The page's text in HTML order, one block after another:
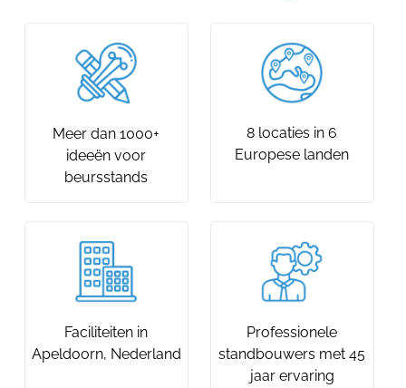
Meer dan 1000+
ideeën voor
beursstands
8 locaties in 6
Europese landen
Faciliteiten in
Apeldoorn, Nederland
Professionele
standbouwers met 45
jaar ervaring